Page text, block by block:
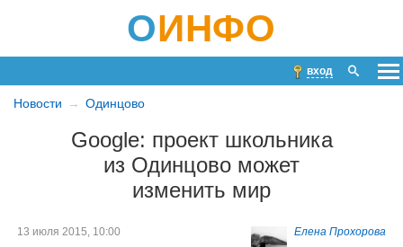
ОИНФО
вход
Новости Одинцово
Google: проект школьника
из Одинцово может
изменить мир
Елена Прохорова
13 июля 2015, 10:00